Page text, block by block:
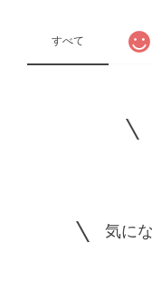
すべて
気に